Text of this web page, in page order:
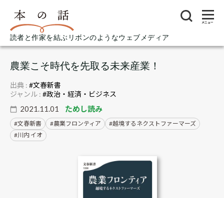
読者と作家を結ぶリボンのようなウェブメディア
メニュー
農業こそ時代を先取る未来産業！
2021.11.01 ためし読み
文春新書 農業フロンティア
越境するネクストファーマーズ
川内 イオ
出典 : #文春新書
ジャンル : #政治・経済・ビジネス